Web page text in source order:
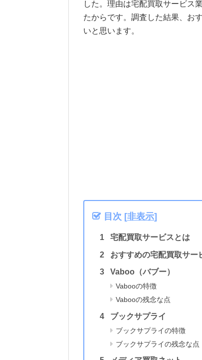
した。理由は宅配買取サービス
たからです。調査した結果、お
いと思います。
目次 [非表示]
宅配買取サービスとは
おすすめの宅配買取サー
Vaboo（バブー）
Vabooの特徴
Vabooの残念な点
ブックサプライ
ブックサプライの特徴
ブックサプライの残念な点